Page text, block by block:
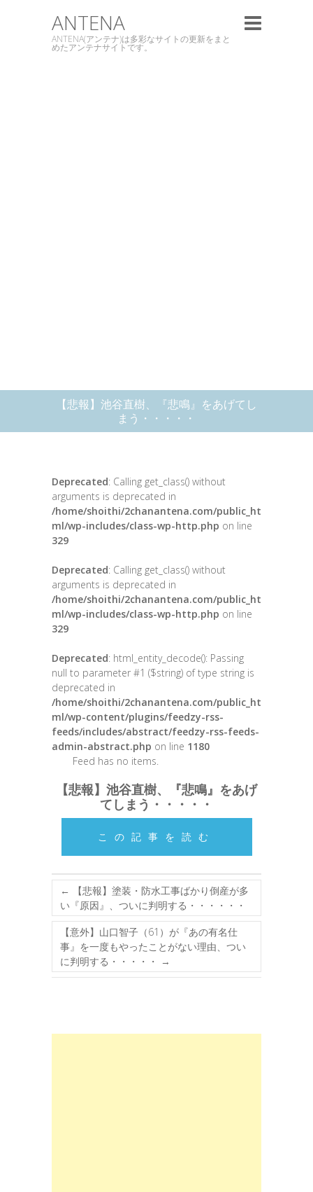
ANTENA
ANTENA(アンテナ)は多彩なサイトの更新をまと
めたアンテナサイトです。
【悲報】池谷直樹、『悲鳴』をあげてし
まう・・・・・
Deprecated: Calling get_class() without
arguments is deprecated in
/home/shoithi/2chanantena.com/public_ht
ml/wp-includes/class-wp-http.php on line
329
Deprecated: Calling get_class() without
arguments is deprecated in
/home/shoithi/2chanantena.com/public_ht
ml/wp-includes/class-wp-http.php on line
329
Deprecated: html_entity_decode(): Passing
null to parameter #1 ($string) of type string is
deprecated in
/home/shoithi/2chanantena.com/public_ht
ml/wp-content/plugins/feedzy-rss-
feeds/includes/abstract/feedzy-rss-feeds-
admin-abstract.php on line 1180
Feed has no items.
【悲報】池谷直樹、『悲鳴』をあげ
てしまう・・・・・
この記事を読む
←
【悲報】塗装・防水工事ばかり倒産が多
い『原因』、ついに判明する・・・・・・
【意外】山口智子（61）が『あの有名仕
事』を一度もやったことがない理由、つい
に判明する・・・・・
→